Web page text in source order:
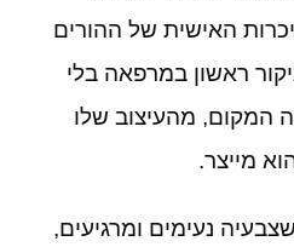
האישית של ההורים
ראשון במרפאה בלי
מהעיצוב שלו
מייצר.
שצבעיה נעימים ומרגיעים,